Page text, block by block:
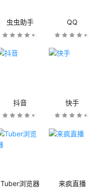
虫虫助手 QQ
抖音 快手
Tuber浏览器 来疯直播